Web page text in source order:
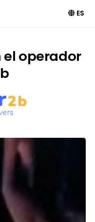
ES
el operador